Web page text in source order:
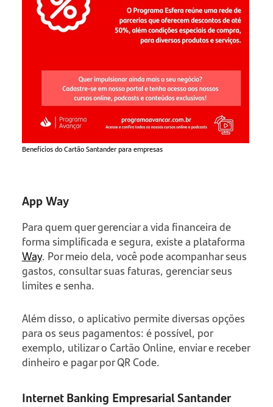
Benefícios do Cartão Santander para empresas
App Way
Para quem quer gerenciar a vida financeira de
forma simplificada e segura, existe a plataforma
Way. Por meio dela, você pode acompanhar seus
gastos, consultar suas faturas, gerenciar seus
limites e senha.
Além disso, o aplicativo permite diversas opções
para os seus pagamentos: é possível, por
exemplo, utilizar o Cartão Online, enviar e receber
dinheiro e pagar por QR Code.
Internet Banking Empresarial Santander